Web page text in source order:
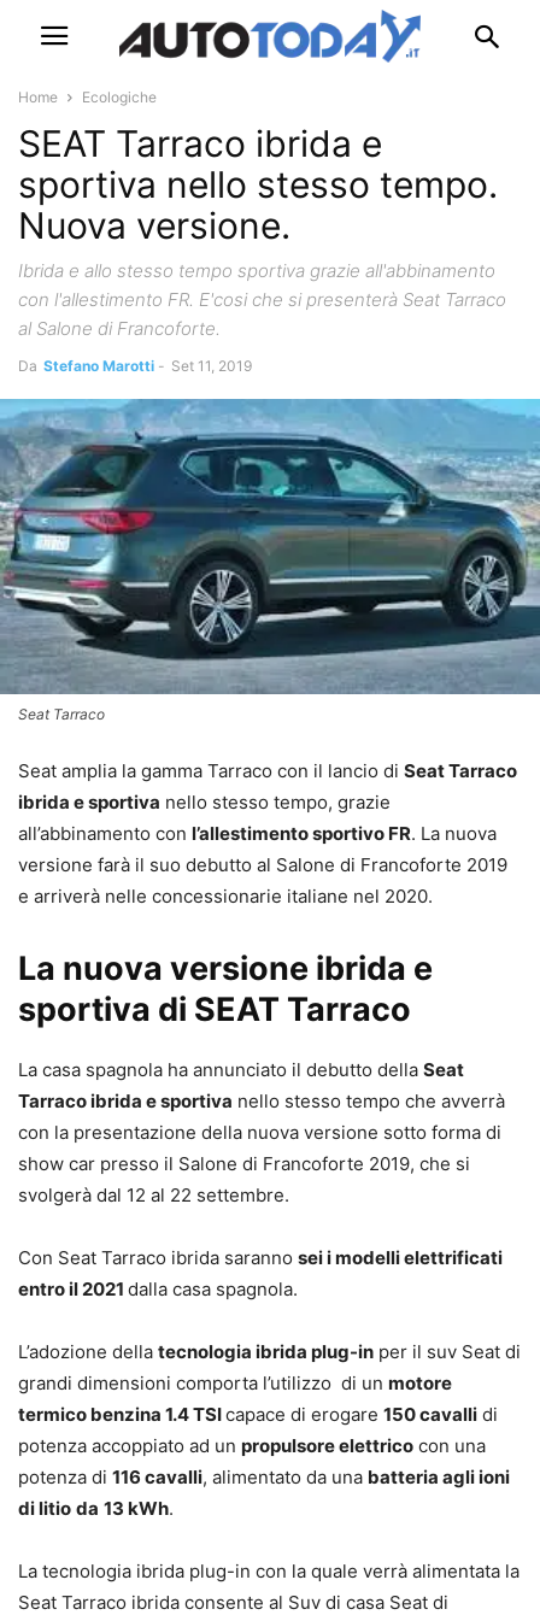
Home Ecologiche
SEAT Tarraco ibrida e
sportiva nello stesso tempo.
Nuova versione.
Ibrida e allo stesso tempo sportiva grazie all'abbinamento
con l'allestimento FR. E'cosi che si presenterà Seat Tarraco
al Salone di Francoforte.
Da Stefano Marotti - Set 11, 2019
Seat Tarraco
Seat amplia la gamma Tarraco con il lancio di Seat Tarraco
ibrida e sportiva nello stesso tempo, grazie
all’abbinamento con l’allestimento sportivo FR. La nuova
versione farà il suo debutto al Salone di Francoforte 2019
e arriverà nelle concessionarie italiane nel 2020.
La nuova versione ibrida e
sportiva di SEAT Tarraco
La casa spagnola ha annunciato il debutto della Seat
Tarraco ibrida e sportiva nello stesso tempo che avverrà
con la presentazione della nuova versione sotto forma di
show car presso il Salone di Francoforte 2019, che si
svolgerà dal 12 al 22 settembre.
Con Seat Tarraco ibrida saranno sei i modelli elettrificati
entro il 2021 dalla casa spagnola.
L’adozione della tecnologia ibrida plug-in per il suv Seat di
grandi dimensioni comporta l’utilizzo di un motore
termico benzina 1.4 TSIcapace di erogare 150 cavalli di
potenza accoppiato ad un propulsore elettrico con una
potenza di 116 cavalli, alimentato da una batteria agli ioni
di litio da 13 kWh.
La tecnologia ibrida plug-in con la quale verrà alimentata la
Seat Tarraco ibrida consente al Suv di casa Seat di